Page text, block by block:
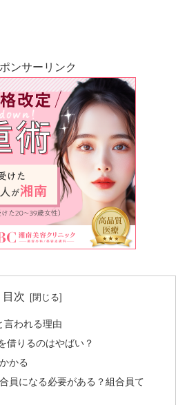
ンサーリンク
目次
言われる理由
借りるのはやばい？
かる
員になる必要がある？組合員て